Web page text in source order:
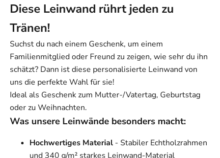
Diese Leinwand rührt jeden zu
Tränen!
Suchst du nach einem Geschenk, um einem
Familienmitglied oder Freund zu zeigen, wie sehr du ihn
schätzt? Dann ist diese personalisierte Leinwand von
uns die perfekte Wahl für sie!
Ideal als Geschenk zum Mutter-/Vatertag, Geburtstag
oder zu Weihnachten.
Was unsere Leinwände besonders macht:
Hochwertiges Material - Stabiler Echtholzrahmen
und 340 g/m² starkes Leinwand-Material